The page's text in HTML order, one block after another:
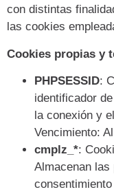
con distintas
las cookies
Cookies propias y
PHPSESSID:
identificador
la conexión y
Vencimiento:
cmplz_*:
Almacenan